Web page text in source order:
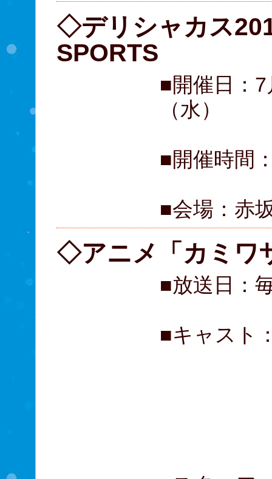
◇デリシャカス
SPORTS
■開催日：
（水）
■開催時間
■会場：赤
◇アニメ「カミワ
■放送日：
■キャスト